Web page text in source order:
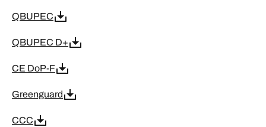
QBUPEC
QBUPEC D+
CE DoP-F
Greenguard
CCC